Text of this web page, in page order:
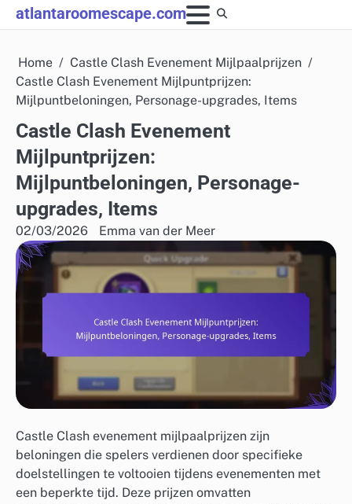
Skip
to
atlantaroomescape.com
Home
Castle Clash Evenement Mijlpaalprijzen
Castle Clash Evenement Mijlpuntprijzen:
Mijlpuntbeloningen, Personage-upgrades, Items
Castle Clash Evenement
Mijlpuntprijzen:
Mijlpuntbeloningen, Personage-
upgrades, Items
02/03/2026 Emma van der Meer
Castle Clash evenement mijlpaalprijzen zijn
beloningen die spelers verdienen door specifieke
doelstellingen te voltooien tijdens evenementen met
een beperkte tijd. Deze prijzen omvatten